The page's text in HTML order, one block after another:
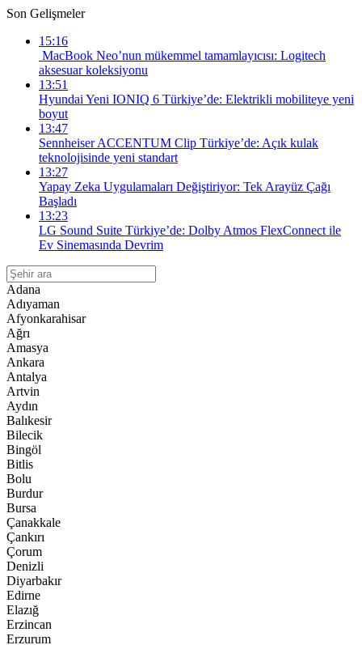
Son Gelişmeler
15:16
MacBook Neo’nun mükemmel tamamlayıcısı: Logitech
aksesuar koleksiyonu
13:51
Hyundai Yeni IONIQ 6 Türkiye’de: Elektrikli mobiliteye yeni
boyut
13:47
Sennheiser ACCENTUM Clip Türkiye’de: Açık kulak
teknolojisinde yeni standart
13:27
Yapay Zeka Uygulamaları Değiştiriyor: Tek Arayüz Çağı
Başladı
13:23
LG Sound Suite Türkiye’de: Dolby Atmos FlexConnect ile
Ev Sinemasında Devrim
Adana
Adıyaman
Afyonkarahisar
Ağrı
Amasya
Ankara
Antalya
Artvin
Aydın
Balıkesir
Bilecik
Bingöl
Bitlis
Bolu
Burdur
Bursa
Çanakkale
Çankırı
Çorum
Denizli
Diyarbakır
Edirne
Elazığ
Erzincan
Erzurum